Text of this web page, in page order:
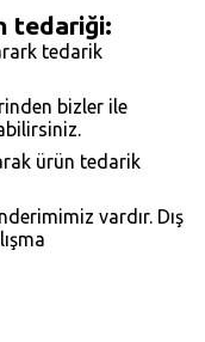
tedariği:
tedarik
bizler ile
ürün tedarik
vardır. Dış